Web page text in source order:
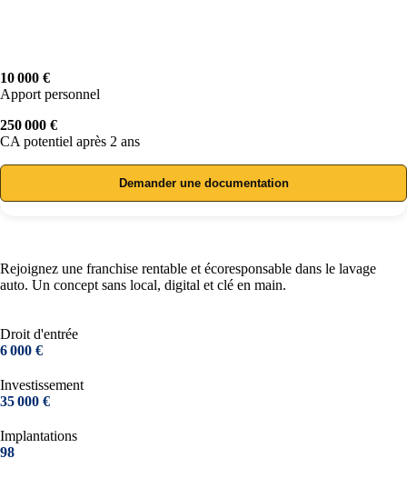
10 000 €
Apport personnel
250 000 €
CA potentiel après 2 ans
Demander une documentation
Rejoignez une franchise rentable et écoresponsable dans le lavage
auto. Un concept sans local, digital et clé en main.
Droit d'entrée
6 000 €
Investissement
35 000 €
Implantations
98